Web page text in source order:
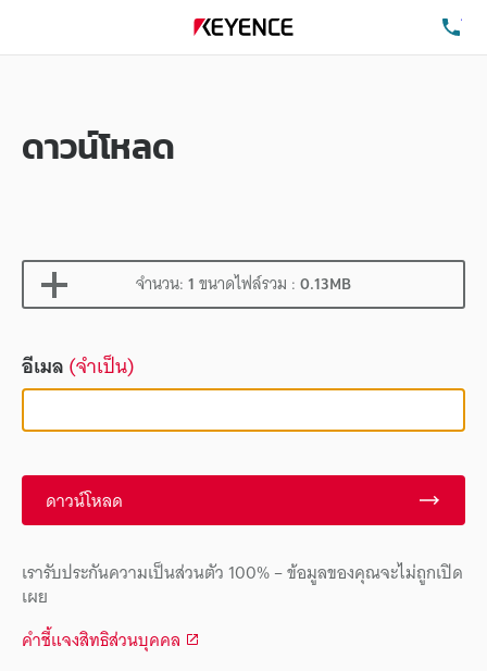
ดาวน์โหลด
จำนวน:1ขนาดไฟล์รวม :0.13MB
อีเมล(จำเป็น)
ดาวน์โหลด
เรารับประกันความเป็นส่วนตัว 100% – ข้อมูลของคุณจะไม่ถูกเปิด
เผย
คำชี้แจงสิทธิส่วนบุคคล